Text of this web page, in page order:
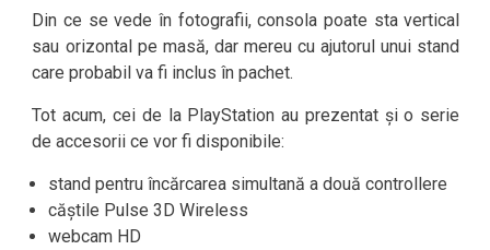
Din ce se vede în fotografii, consola poate sta vertical
sau orizontal pe masă, dar mereu cu ajutorul unui stand
care probabil va fi inclus în pachet.
Tot acum, cei de la PlayStation au prezentat și o serie
de accesorii ce vor fi disponibile:
stand pentru încărcarea simultană a două controllere
căștile Pulse 3D Wireless
webcam HD